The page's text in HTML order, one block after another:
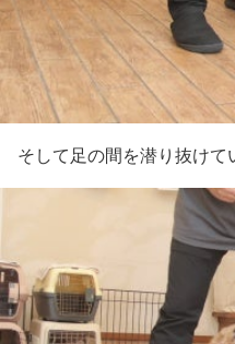
そして足の間を潜り抜けて